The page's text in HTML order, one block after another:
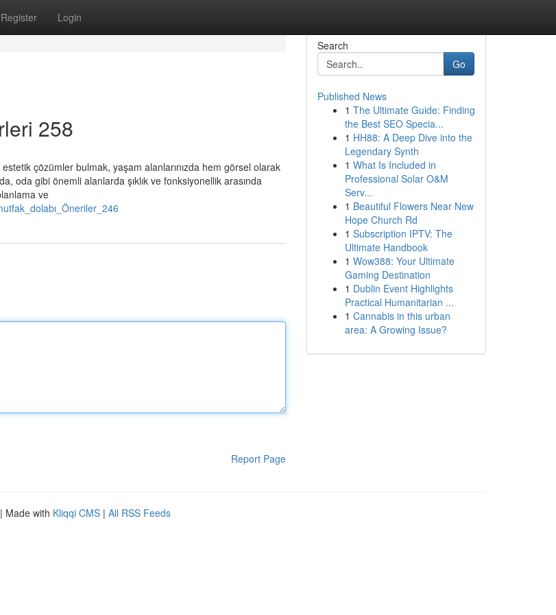
Register Login
258
çözümler bulmak, yaşam alanlarınızda hem görsel olarak
oda gibi önemli alanlarda şıklık ve fonksiyonellik arasında
ve
Report Page
Search
Go
Published News
1 The Ultimate Guide: Finding
the Best SEO Specia...
1 HH88: A Deep Dive into the
Legendary Synth
1 What Is Included in
Professional Solar O&M
Serv...
1 Beautiful Flowers Near New
Hope Church Rd
1 Subscription IPTV: The
Ultimate Handbook
1 Wow388: Your Ultimate
Gaming Destination
1 Dublin Event Highlights
Practical Humanitarian ...
1 Cannabis in this urban
area: A Growing Issue?
| Made with Kliqqi CMS | All RSS Feeds